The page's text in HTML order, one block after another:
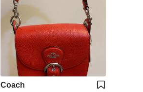
Coach